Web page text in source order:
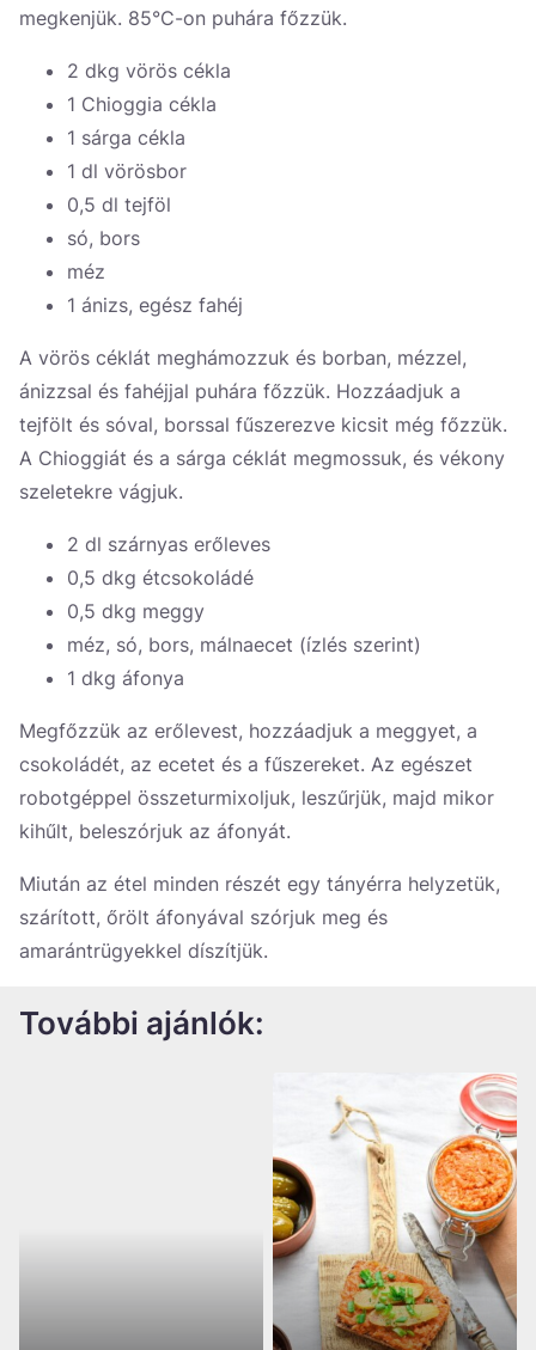
megkenjük. 85°C-on puhára főzzük.
2 dkg vörös cékla
1 Chioggia cékla
1 sárga cékla
1 dl vörösbor
0,5 dl tejföl
só, bors
méz
1 ánizs, egész fahéj
A vörös céklát meghámozzuk és borban, mézzel,
ánizzsal és fahéjjal puhára főzzük. Hozzáadjuk a
tejfölt és sóval, borssal fűszerezve kicsit még főzzük.
A Chioggiát és a sárga céklát megmossuk, és vékony
szeletekre vágjuk.
2 dl szárnyas erőleves
0,5 dkg étcsokoládé
0,5 dkg meggy
méz, só, bors, málnaecet (ízlés szerint)
1 dkg áfonya
Megfőzzük az erőlevest, hozzáadjuk a meggyet, a
csokoládét, az ecetet és a fűszereket. Az egészet
robotgéppel összeturmixoljuk, leszűrjük, majd mikor
kihűlt, beleszórjuk az áfonyát.
Miután az étel minden részét egy tányérra helyzetük,
szárított, őrölt áfonyával szórjuk meg és
amarántrügyekkel díszítjük.
További ajánlók: